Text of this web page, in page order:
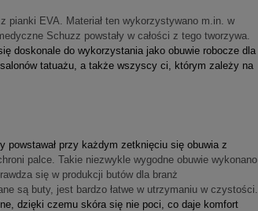
EVA. Materiał ten wykorzystywano m.in. w
Schuzz powstały w całości z tego tworzywa.
doskonale do wykorzystania jako obuwie robocze dla
tatuażu, a także wszyscy ci, którym zależy na
powstawał przy każdym zetknięciu się obuwia z
palce. Takie niezwykle wygodne obuwie wykonano
się w produkcji butów dla branż
są buty, jest bardzo łatwe w utrzymaniu w czystości.
dzięki czemu skóra się nie poci, co daje komfort